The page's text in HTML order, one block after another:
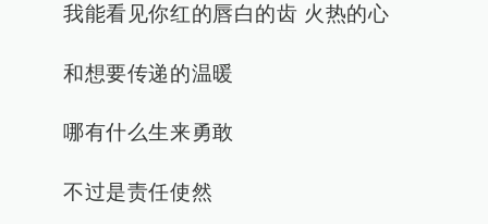
我能看见你红的唇白的齿 火热的心
和想要传递的温暖
哪有什么生来勇敢
不过是责任使然